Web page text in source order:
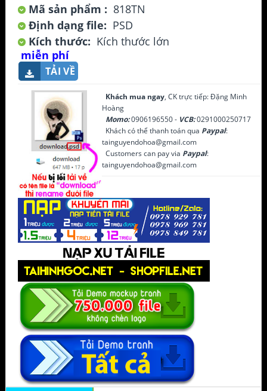
Mã sản phẩm : 818TN
Định dạng file: PSD
Kích thước: Kích thước lớn
miễn phí
TẢI VỀ
Khách mua ngay, CK trực tiếp: Đặng Minh
Hoàng
Momo:0906196550 - VCB:0291000250717
Khách có thể thanh toán qua Paypal:
tainguyendohoa@gmail.com
Customers can pay via Paypal:
tainguyendohoa@gmail.com